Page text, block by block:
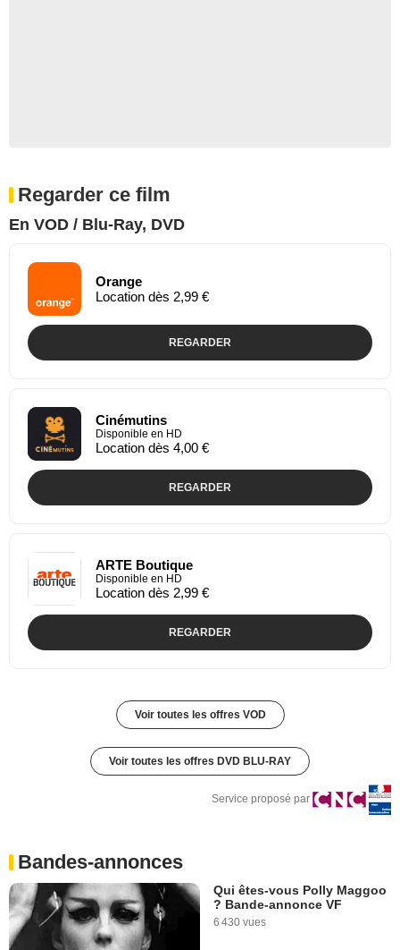
Regarder ce film
En VOD / Blu-Ray, DVD
Orange
Location dès 2,99 €
REGARDER
Cinémutins
Disponible en HD
Location dès 4,00 €
REGARDER
ARTE Boutique
Disponible en HD
Location dès 2,99 €
REGARDER
Voir toutes les offres VOD
Voir toutes les offres DVD BLU-RAY
Service proposé par
Bandes-annonces
Qui êtes-vous Polly Maggoo
? Bande-annonce VF
6 430 vues